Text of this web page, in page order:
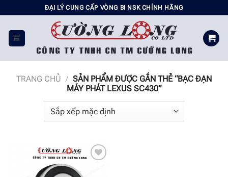
đến
nội
dung
ĐẠI LÝ CUNG CẤP VÒNG BI NSK CHÍNH HÃNG
TRANG CHỦ / SẢN PHẨM ĐƯỢC GẮN THẺ “BẠC ĐẠN
MÁY PHÁT LEXUS SC430”